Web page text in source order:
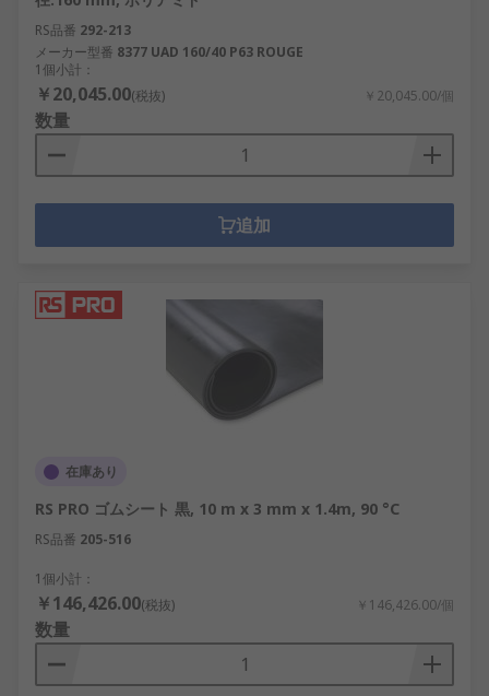
RS品番 292-213
メーカー型番 8377 UAD 160/40 P63 ROUGE
1個小計：
￥20,045.00(税抜) ￥20,045.00/個
数量
追加
在庫あり
RS PRO ゴムシート 黒, 10 m x 3 mm x 1.4m, 90 °C
RS品番 205-516
1個小計：
￥146,426.00(税抜) ￥146,426.00/個
数量